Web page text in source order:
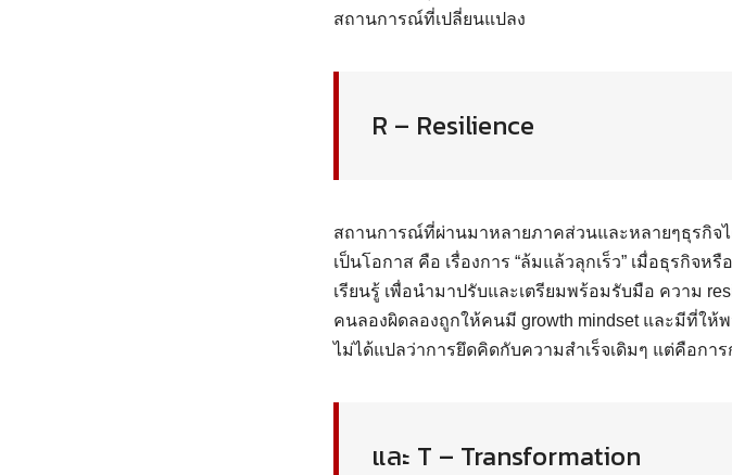
สถานการณ์ที่เปลี่ยนแปลง
R – Resilience
สถานการณ์ที่ผ่านมาหลายภาคส่วนและหลายๆธุรกิจ
เป็นโอกาส คือ เรื่องการ “ล้มแล้วลุกเร็ว” เมื่อธุรกิจ
เรียนรู้ เพื่อนำมาปรับและเตรียมพร้อมรับมือ ความ
คนลองผิดลองถูกให้คนมี growth mindset และมีที่ใ
ไม่ได้แปลว่าการยึดคิดกับความสำเร็จเดิมๆ แต่คือกา
และ T – Transformation